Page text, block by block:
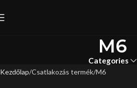
M6
Categories
Kezdőlap Csatlakozás termék M6